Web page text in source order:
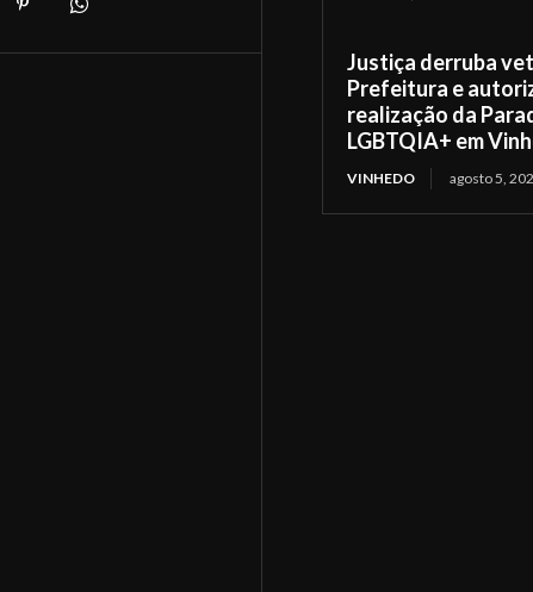
Justiça derruba
Prefeitura e
realização da
LGBTQIA+ em
VINHEDO agosto 5,